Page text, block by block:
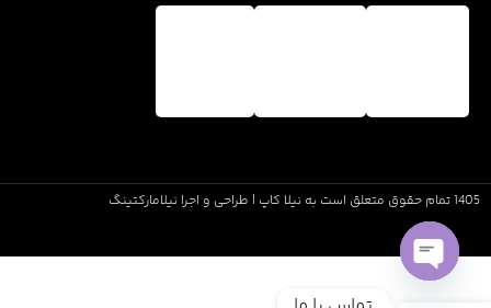
1405 تمام حقوق متعلق است به نیلا کاپ | طراحی و اجرا نیلامارکتینگ